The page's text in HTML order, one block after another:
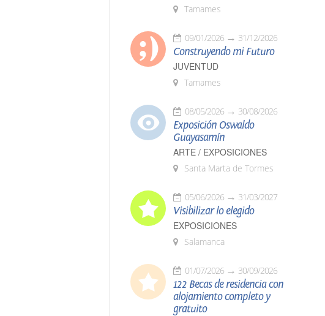
Tamames
09/01/2026 31/12/2026
Construyendo mi Futuro
JUVENTUD
Tamames
08/05/2026 30/08/2026
Exposición Oswaldo
Guayasamín
ARTE / EXPOSICIONES
Santa Marta de Tormes
05/06/2026 31/03/2027
Visibilizar lo elegido
EXPOSICIONES
Salamanca
01/07/2026 30/09/2026
122 Becas de residencia con
alojamiento completo y
gratuito